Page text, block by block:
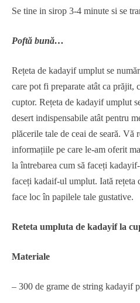
Se tine in sirop 3-4 minute si se
Poftă bună…
Rețeta de kadayif umplut se
care pot fi preparate atât ca prăjit,
cuptor. Rețeta de kadayif umplut
desert indispensabile atât pentru
plăcerile tale de ceai de seară. Vă
informațiile pe care le-am oferit
la întrebarea cum să faceți
faceți kadaif-ul umplut. Iată rețeta
face loc în papilele tale gustative.
Reteta umpluta de kadayif la
Materiale
– 300 de grame de string kadayif